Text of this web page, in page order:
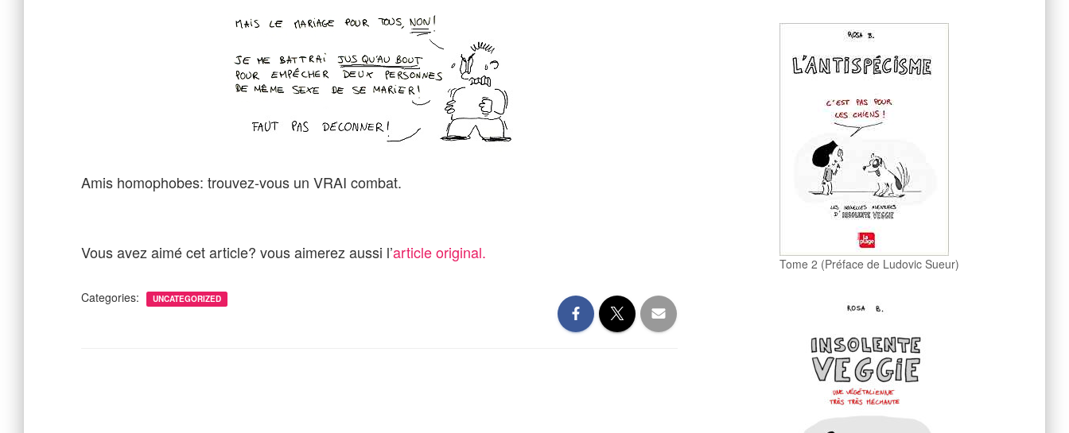
Amis homophobes: trouvez-vous un VRAI combat.
Vous avez aimé cet article? vous aimerez aussi l’article original.
Categories: UNCATEGORIZED
Tome 2 (Préface de Ludovic Sueur)